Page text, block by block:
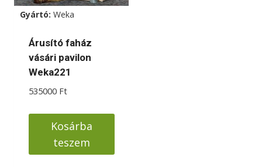
Gyártó: Weka
Árusító faház
vásári pavilon
Weka221
535000 Ft
Kosárba
teszem